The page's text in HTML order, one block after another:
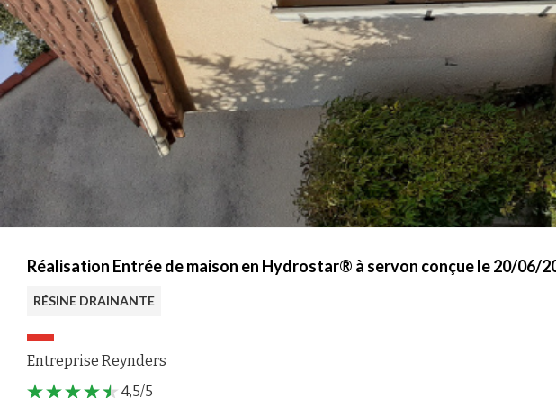
Réalisation Entrée de maison en Hydrostar® à servon conçue le 20/06/
RÉSINE DRAINANTE
Entreprise Reynders
4,5/5